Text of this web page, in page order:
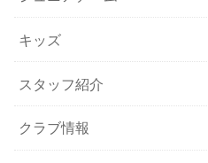
キッズ
スタッフ紹介
クラブ情報